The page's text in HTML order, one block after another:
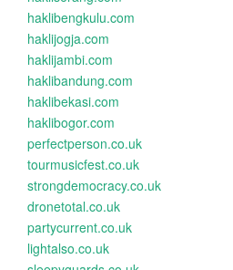
haklibengkulu.com
haklijogja.com
haklijambi.com
haklibandung.com
haklibekasi.com
haklibogor.com
perfectperson.co.uk
tourmusicfest.co.uk
strongdemocracy.co.uk
dronetotal.co.uk
partycurrent.co.uk
lightalso.co.uk